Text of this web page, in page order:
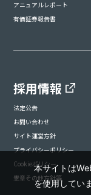
アニュアルレポート
有価証券報告書
採用情報
法定公告
お問い合わせ
サイト運営方針
プライバシーポリシー
Cookieポリシー
憲章その他方針等
本サイトは
を使用してい